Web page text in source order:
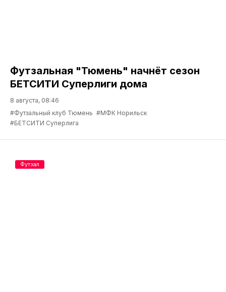
Футзальная "Тюмень" начнёт сезон
БЕТСИТИ Суперлиги дома
8 августа, 08:46
#Футзальный клуб Тюмень #МФК Норильск
#БЕТСИТИ Суперлига
Футзал